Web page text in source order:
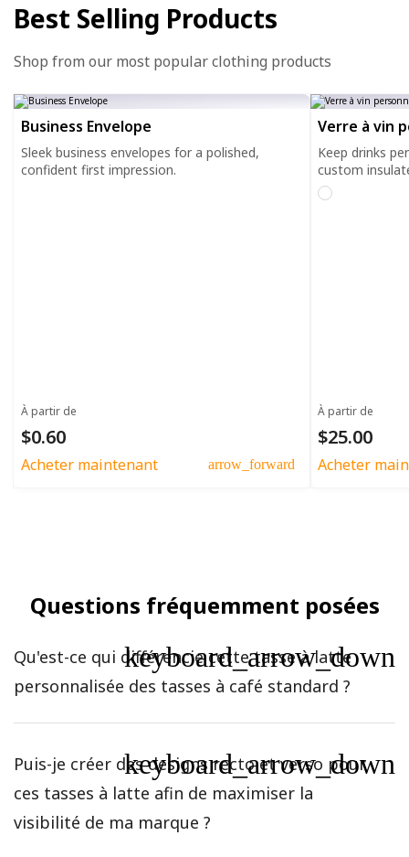
Best Selling Products
Shop from our most popular clothing products
Business Envelope
Sleek business envelopes for a polished,
confident first impression.
À partir de
$0.60
Acheter maintenant arrow_forward
Verre à vin
Keep drinks
custom
À partir de
$25.00
Acheter
Questions fréquemment posées
Qu'est-ce qui différencie cette tasse à latte
personnalisée des tasses à café standard ?
keyboard_arrow_down
Puis-je créer des designs recto et verso pour
ces tasses à latte afin de maximiser la
visibilité de ma marque ?
keyboard_arrow_down